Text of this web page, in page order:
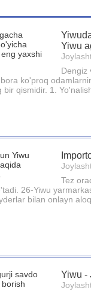
Yiwu
Dengiz
ko'proq
qismidir. 1.
Tez
26-Yiwu
bilan onlayn
Yiwu -